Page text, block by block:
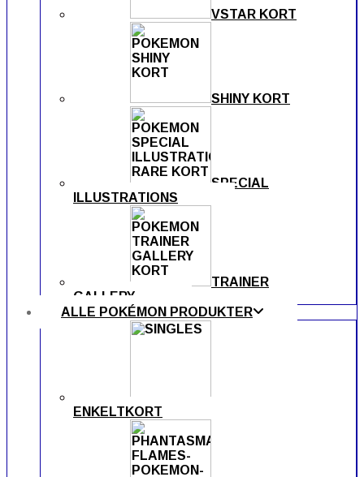
VSTAR KORT
SHINY KORT
SPECIAL
ILLUSTRATIONS
TRAINER
GALLERY
ALLE POKÉMON PRODUKTER
ENKELTKORT